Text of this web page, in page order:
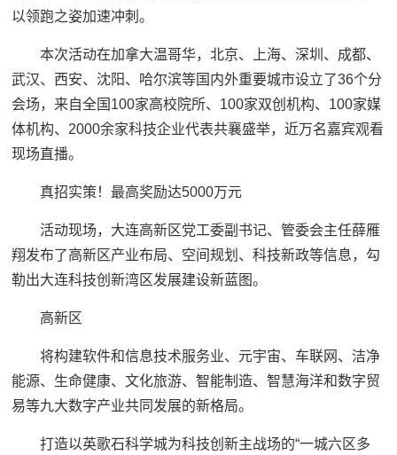
以领跑之姿加速冲刺。
本次活动在加拿大温哥华，北京、上海、深圳、成都、
武汉、西安、沈阳、哈尔滨等国内外重要城市设立了36个分
会场，来自全国100家高校院所、100家双创机构、100家媒
体机构、2000余家科技企业代表共襄盛举，近万名嘉宾观看
现场直播。
真招实策！最高奖励达5000万元
活动现场，大连高新区党工委副书记、管委会主任薛雁
翔发布了高新区产业布局、空间规划、科技新政等信息，勾
勒出大连科技创新湾区发展建设新蓝图。
高新区
将构建软件和信息技术服务业、元宇宙、车联网、洁净
能源、生命健康、文化旅游、智能制造、智慧海洋和数字贸
易等九大数字产业共同发展的新格局。
打造以英歌石科学城为科技创新主战场的“一城六区多